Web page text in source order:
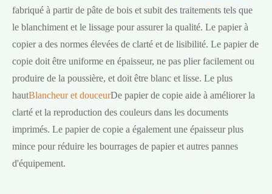
fabriqué à partir de pâte de bois et subit des traitements tels que
le blanchiment et le lissage pour assurer la qualité. Le papier à
copier a des normes élevées de clarté et de lisibilité. Le papier de
copie doit être uniforme en épaisseur, ne pas plier facilement ou
produire de la poussière, et doit être blanc et lisse. Le plus
hautBlancheur et douceurDe papier de copie aide à améliorer la
clarté et la reproduction des couleurs dans les documents
imprimés. Le papier de copie a également une épaisseur plus
mince pour réduire les bourrages de papier et autres pannes
d'équipement.